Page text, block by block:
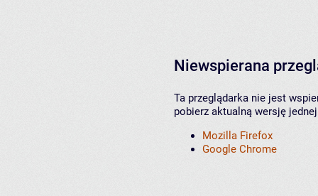
Niewspierana
Ta przeglądarka nie jest
pobierz aktualną wersję
Mozilla Firefox
Google Chrome